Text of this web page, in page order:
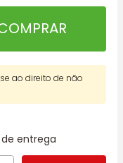
ao direito de não
entrega